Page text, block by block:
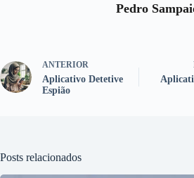
Pedro
ANTERIOR
Aplicativo Detetive
Espião
Posts relacionados